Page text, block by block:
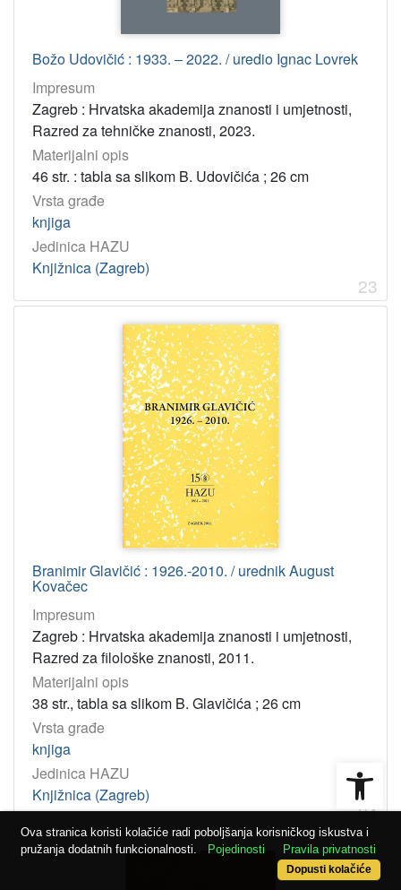
Božo Udovičić : 1933. ‒ 2022. / uredio Ignac Lovrek
Impresum
Zagreb : Hrvatska akademija znanosti i umjetnosti,
Razred za tehničke znanosti, 2023.
Materijalni opis
46 str. : tabla sa slikom B. Udovičića ; 26 cm
Vrsta građe
knjiga
Jedinica HAZU
Knjižnica (Zagreb)
23
Branimir Glavičić : 1926.-2010. / urednik August
Kovačec
Impresum
Zagreb : Hrvatska akademija znanosti i umjetnosti,
Razred za filološke znanosti, 2011.
Materijalni opis
38 str., tabla sa slikom B. Glavičića ; 26 cm
Vrsta građe
knjiga
Jedinica HAZU
Knjižnica (Zagreb)
24
Ova stranica koristi kolačiće radi poboljšanja korisničkog iskustva i
pružanja dodatnih funkcionalnosti.
Pojedinosti Pravila privatnosti
Dopusti kolačiće